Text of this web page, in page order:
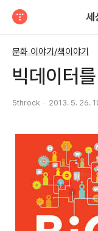
세
문화 이야기/책이야기
빅데이터
5throck 2013. 5. 26.